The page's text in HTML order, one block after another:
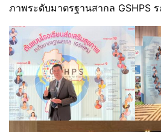
ภาพระดับมาตรฐานสากล GSHPS